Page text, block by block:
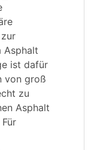
Asphalt
ist dafür
von groß
zu
Asphalt